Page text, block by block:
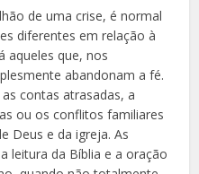
de uma crise, é normal
diferentes em relação à
aqueles que, nos
abandonam a fé.
contas atrasadas, a
ou os conflitos familiares
Deus e da igreja. As
leitura da Bíblia e a oração